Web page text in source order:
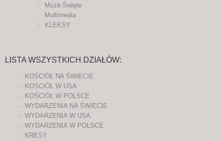
Msze Święte
Multimedia
KLEKSY
LISTA WSZYSTKICH DZIAŁÓW:
KOŚCIÓŁ NA ŚWIECIE
KOŚCIÓŁ W USA
KOŚCIÓŁ W POLSCE
WYDARZENIA NA ŚWIECIE
WYDARZENIA W USA
WYDARZENIA W POLSCE
KRESY